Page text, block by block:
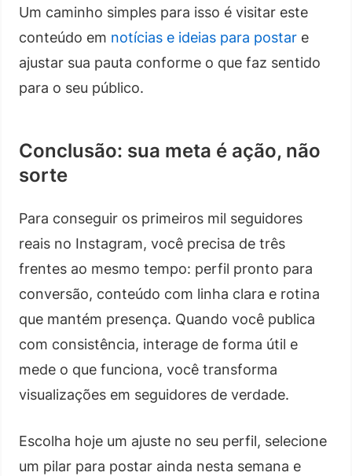
Um caminho simples para isso é visitar este
conteúdo em notícias e ideias para postar e
ajustar sua pauta conforme o que faz sentido
para o seu público.
Conclusão: sua meta é ação, não
sorte
Para conseguir os primeiros mil seguidores
reais no Instagram, você precisa de três
frentes ao mesmo tempo: perfil pronto para
conversão, conteúdo com linha clara e rotina
que mantém presença. Quando você publica
com consistência, interage de forma útil e
mede o que funciona, você transforma
visualizações em seguidores de verdade.
Escolha hoje um ajuste no seu perfil, selecione
um pilar para postar ainda nesta semana e